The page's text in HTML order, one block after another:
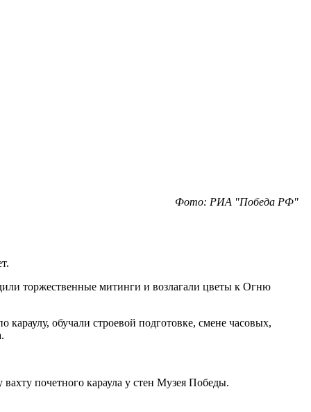
Фото: РИА "Победа РФ"
торжественные митинги и возлагали цветы к Огню
обучали строевой подготовке, смене часовых,
почетного караула у стен Музея Победы.